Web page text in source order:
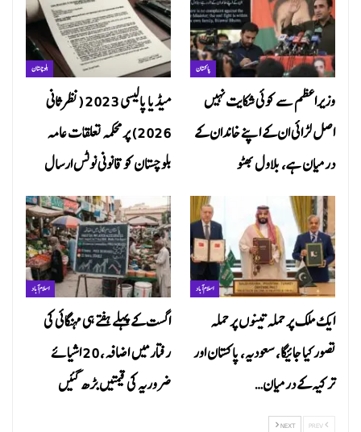
بلوچستان
میڈیا پالیسی 2023 (نظرثانی
2026) پر محکمہ تعلقات عامہ
بلوچستان کو قانونی نوٹس ارسال
پاکستان
وزیراعظم سے کوئی شکایت نہیں
اصل لڑائی ان کے اپنے خاندان کے
درمیان ہے، بلاول بھٹو
اسلام آباد
اگست کے پہلے ہفتے ہی مہنگائی کی
رفتار میں اضافہ، 20 اشیائے
ضروریہ کی قیمتیں بڑھ گئیں
اسلام آباد
ایک ملک پر حملہ تینوں پر حملہ
تصور کیا جائیگا، سعودیہ، پاکستان اور
ترکیہ کے درمیان…
NEXT